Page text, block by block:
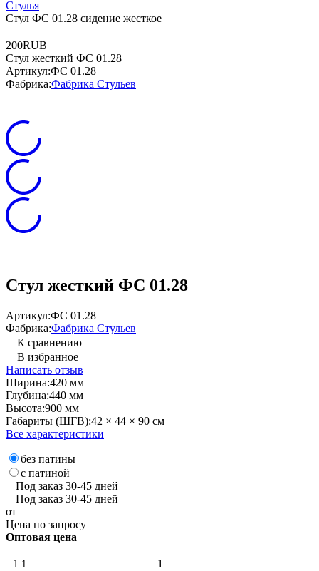
Стулья
Стул ФС 01.28 сидение жесткое
200RUB
Стул жесткий ФС 01.28
Артикул:ФС 01.28
Фабрика:Фабрика Стульев
Стул жесткий ФС 01.28
Артикул:ФС 01.28
Фабрика:Фабрика Стульев
К сравнению
В избранное
Написать отзыв
Ширина:420 мм
Глубина:440 мм
Высота:900 мм
Габариты (ШГВ):42 × 44 × 90 см
Все характеристики
без патины
с патиной
Под заказ 30-45 дней
Под заказ 30-45 дней
от
Цена по запросу
Оптовая цена
1 1